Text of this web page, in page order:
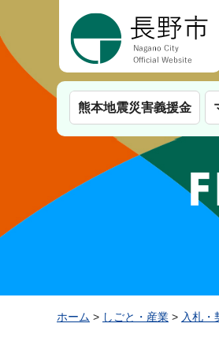
熊本地震災害義援金
ホーム > しごと・産業 > 入札・